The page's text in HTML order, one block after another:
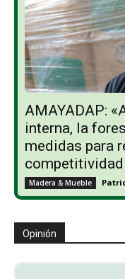
AMAYADAP:
interna, la
medidas para
competitividad
Madera & Mueble
Opinión